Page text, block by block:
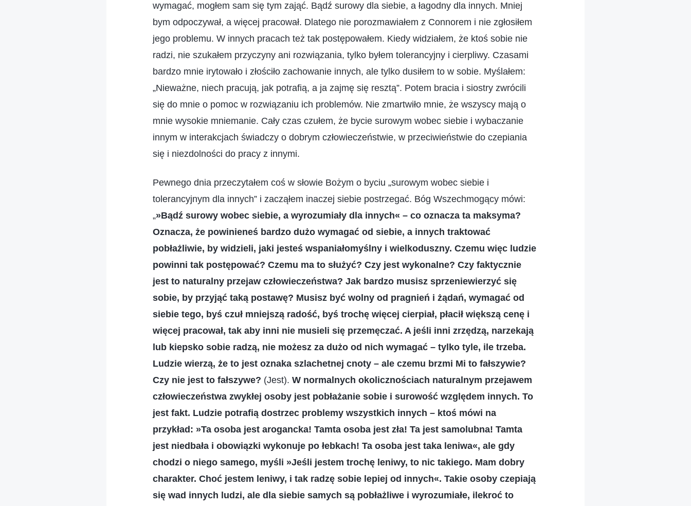
wymagać, mogłem sam się tym zająć. Bądź surowy dla siebie, a łagodny dla innych. Mniej
bym odpoczywał, a więcej pracował. Dlatego nie porozmawiałem z Connorem i nie zgłosiłem
jego problemu. W innych pracach też tak postępowałem. Kiedy widziałem, że ktoś sobie nie
radzi, nie szukałem przyczyny ani rozwiązania, tylko byłem tolerancyjny i cierpliwy. Czasami
bardzo mnie irytowało i złościło zachowanie innych, ale tylko dusiłem to w sobie. Myślałem:
„Nieważne, niech pracują, jak potrafią, a ja zajmę się resztą”. Potem bracia i siostry zwrócili
się do mnie o pomoc w rozwiązaniu ich problemów. Nie zmartwiło mnie, że wszyscy mają o
mnie wysokie mniemanie. Cały czas czułem, że bycie surowym wobec siebie i wybaczanie
innym w interakcjach świadczy o dobrym człowieczeństwie, w przeciwieństwie do czepiania
się i niezdolności do pracy z innymi.
Pewnego dnia przeczytałem coś w słowie Bożym o byciu „surowym wobec siebie i
tolerancyjnym dla innych” i zacząłem inaczej siebie postrzegać. Bóg Wszechmogący mówi:
„»Bądź surowy wobec siebie, a wyrozumiały dla innych« – co oznacza ta maksyma?
Oznacza, że powinieneś bardzo dużo wymagać od siebie, a innych traktować
pobłażliwie, by widzieli, jaki jesteś wspaniałomyślny i wielkoduszny. Czemu więc ludzie
powinni tak postępować? Czemu ma to służyć? Czy jest wykonalne? Czy faktycznie
jest to naturalny przejaw człowieczeństwa? Jak bardzo musisz sprzeniewierzyć się
sobie, by przyjąć taką postawę? Musisz być wolny od pragnień i żądań, wymagać od
siebie tego, byś czuł mniejszą radość, byś trochę więcej cierpiał, płacił większą cenę i
więcej pracował, tak aby inni nie musieli się przemęczać. A jeśli inni zrzędzą, narzekają
lub kiepsko sobie radzą, nie możesz za dużo od nich wymagać – tylko tyle, ile trzeba.
Ludzie wierzą, że to jest oznaka szlachetnej cnoty – ale czemu brzmi Mi to fałszywie?
Czy nie jest to fałszywe? (Jest). W normalnych okolicznościach naturalnym przejawem
człowieczeństwa zwykłej osoby jest pobłażanie sobie i surowość względem innych. To
jest fakt. Ludzie potrafią dostrzec problemy wszystkich innych – ktoś mówi na
przykład: »Ta osoba jest arogancka! Tamta osoba jest zła! Ta jest samolubna! Tamta
jest niedbała i obowiązki wykonuje po łebkach! Ta osoba jest taka leniwa«, ale gdy
chodzi o niego samego, myśli »Jeśli jestem trochę leniwy, to nic takiego. Mam dobry
charakter. Choć jestem leniwy, i tak radzę sobie lepiej od innych«. Takie osoby czepiają
się wad innych ludzi, ale dla siebie samych są pobłażliwe i wyrozumiałe, ilekroć to